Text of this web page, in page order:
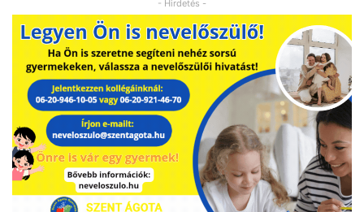
- Hirdetés -